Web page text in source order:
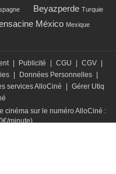
Beyazperde Turquie
México Mexique
Publicité CGU CGV
Données Personnelles
services AlloCiné
Gérer Utiq
cinéma sur le numéro AlloCiné :
minute)